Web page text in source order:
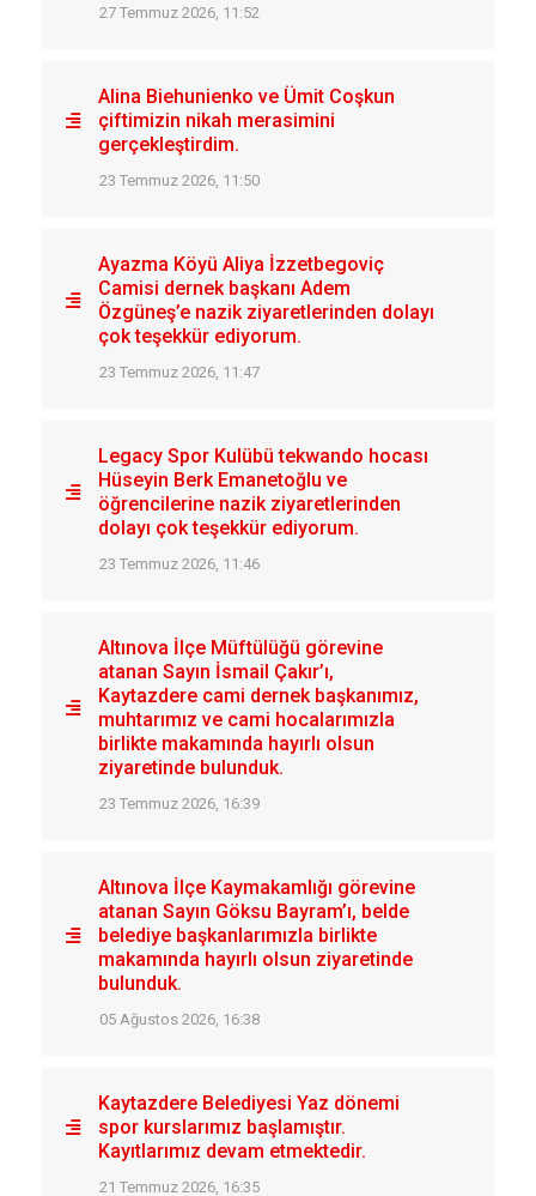
27 Temmuz 2026, 11:52
Alina Biehunienko ve Ümit Coşkun
çiftimizin nikah merasimini
gerçekleştirdim.
23 Temmuz 2026, 11:50
Ayazma Köyü Aliya İzzetbegoviç
Camisi dernek başkanı Adem
Özgüneş’e nazik ziyaretlerinden dolayı
çok teşekkür ediyorum.
23 Temmuz 2026, 11:47
Legacy Spor Kulübü tekwando hocası
Hüseyin Berk Emanetoğlu ve
öğrencilerine nazik ziyaretlerinden
dolayı çok teşekkür ediyorum.
23 Temmuz 2026, 11:46
Altınova İlçe Müftülüğü görevine
atanan Sayın İsmail Çakır’ı,
Kaytazdere cami dernek başkanımız,
muhtarımız ve cami hocalarımızla
birlikte makamında hayırlı olsun
ziyaretinde bulunduk.
23 Temmuz 2026, 16:39
Altınova İlçe Kaymakamlığı görevine
atanan Sayın Göksu Bayram’ı, belde
belediye başkanlarımızla birlikte
makamında hayırlı olsun ziyaretinde
bulunduk.
05 Ağustos 2026, 16:38
Kaytazdere Belediyesi Yaz dönemi
spor kurslarımız başlamıştır.
Kayıtlarımız devam etmektedir.
21 Temmuz 2026, 16:35